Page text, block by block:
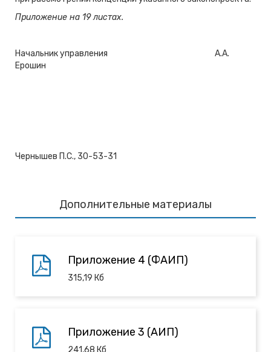
Приложение на 19 листах.
Начальник управления А.А.
Ерошин
Чернышев П.С., 30-53-31
Дополнительные материалы
Приложение 4 (ФАИП)
315,19 Кб
Приложение 3 (АИП)